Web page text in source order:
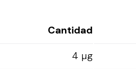
Cantidad
4 µg